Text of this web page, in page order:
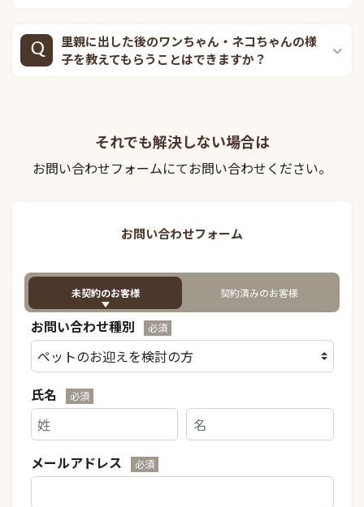
里親に出した後のワンちゃん・ネコちゃんの様
子を教えてもらうことはできますか？
それでも解決しない場合は
お問い合わせフォームにてお問い合わせください。
お問い合わせフォーム
未契約のお客様 契約済みのお客様
お問い合わせ種別 必須
氏名 必須
メールアドレス 必須